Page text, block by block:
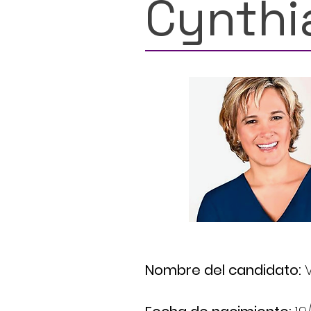
Nombre del candidato: